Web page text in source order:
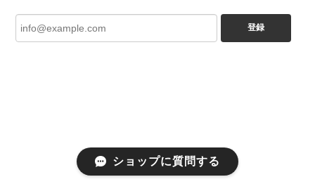
登録
ショップに質問する